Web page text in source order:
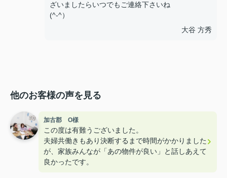
ざいましたらいつでもご連絡下さいね
(^-^）
大谷 方秀
他のお客様の声を見る
加古郡 O様
この度は有難うございました。
夫婦共働きもあり決断するまで時間がかかりました
が、家族みんなが「あの物件が良い」と話しあえて
良かったです。